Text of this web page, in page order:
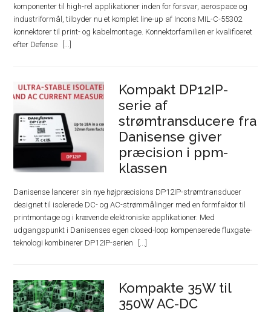
komponenter til high-rel applikationer inden for forsvar, aerospace og
industriformål, tilbyder nu et komplet line-up af Incons MIL-C-55302
konnektorer til print- og kabelmontage. Konnektorfamilien er kvalificeret
efter Defense
Kompakt DP12IP-
serie af
strømtransducere fra
Danisense giver
præcision i ppm-
klassen
Danisense lancerer sin nye højpræcisions DP12IP-strømtransducer
designet til isolerede DC- og AC-strømmålinger med en formfaktor til
printmontage og i krævende elektroniske applikationer. Med
udgangspunkt i Danisenses egen closed-loop kompenserede fluxgate-
teknologi kombinerer DP12IP-serien
Kompakte 35W til
350W AC-DC